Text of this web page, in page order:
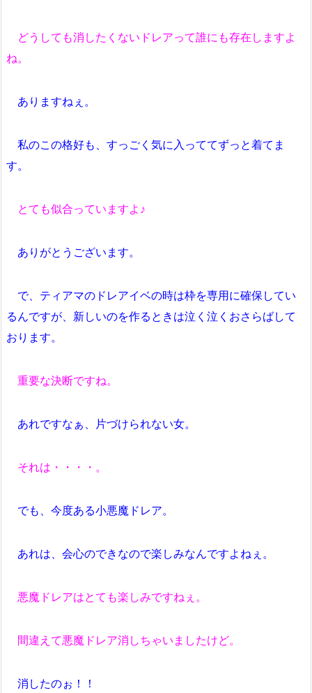
どうしても消したくないドレアって誰にも存在しますよ
ね。
ありますねぇ。
私のこの格好も、すっごく気に入っててずっと着てま
す。
とても似合っていますよ♪
ありがとうございます。
で、ティアマのドレアイベの時は枠を専用に確保してい
るんですが、新しいのを作るときは泣く泣くおさらばして
おります。
重要な決断ですね。
あれですなぁ、片づけられない女。
それは・・・・。
でも、今度ある小悪魔ドレア。
あれは、会心のできなので楽しみなんですよねぇ。
悪魔ドレアはとても楽しみですねぇ。
間違えて悪魔ドレア消しちゃいましたけど。
消したのぉ！！